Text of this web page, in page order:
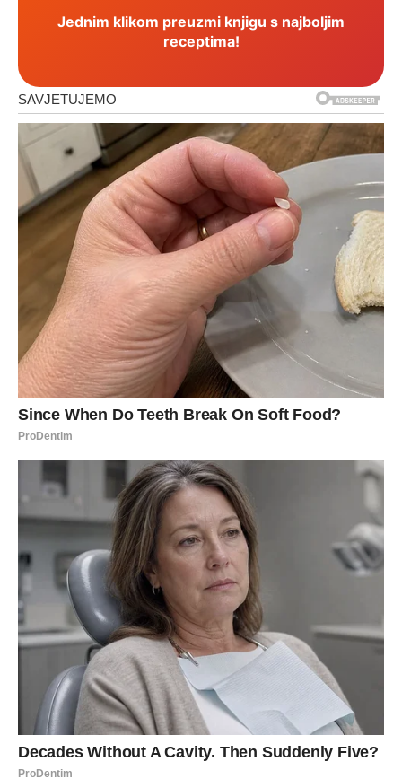
Jednim klikom preuzmi knjigu s najboljim
receptima!